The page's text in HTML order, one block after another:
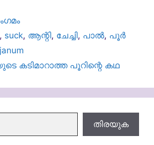
, suck, ആന്റി, ചേച്ചി, പാല്‍, പൂർ
കടിമാറാത്ത പൂറിന്റെ കഥ
തിരയുക